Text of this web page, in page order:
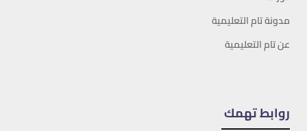
مدونة تام التعليمية
عن تام التعليمية
روابط تهمك